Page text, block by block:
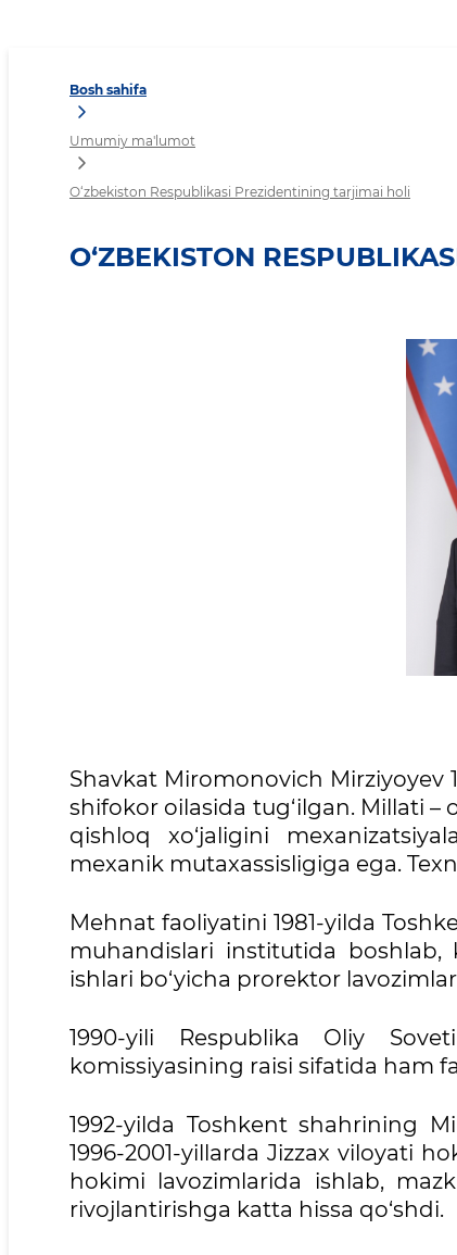
Bosh sahifa
Umumiy ma'lumot
O‘zbekiston Respublikasi Prezidentining tarjimai holi
O‘ZBEKISTON
Shavkat Miromonovich Mirziyoyev
shifokor oilasida tug‘ilgan. Millati –
qishloq xo‘jaligini
mexanik mutaxassisligiga ega.
Mehnat faoliyatini 1981-yilda
muhandislari institutida boshlab,
ishlari bo‘yicha prorektor
1990-yili Respublika Oliy
komissiyasining raisi sifatida ham
1992-yilda Toshkent shahrining
1996-2001-yillarda Jizzax viloyati
hokimi lavozimlarida ishlab,
rivojlantirishga katta hissa qo‘shdi.